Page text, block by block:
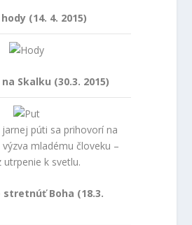
(14. 4. 2015)
Skalku (30.3. 2015)
púti sa prihovorí na
mladému človeku –
utrpenie k svetlu.
Boha (18.3.